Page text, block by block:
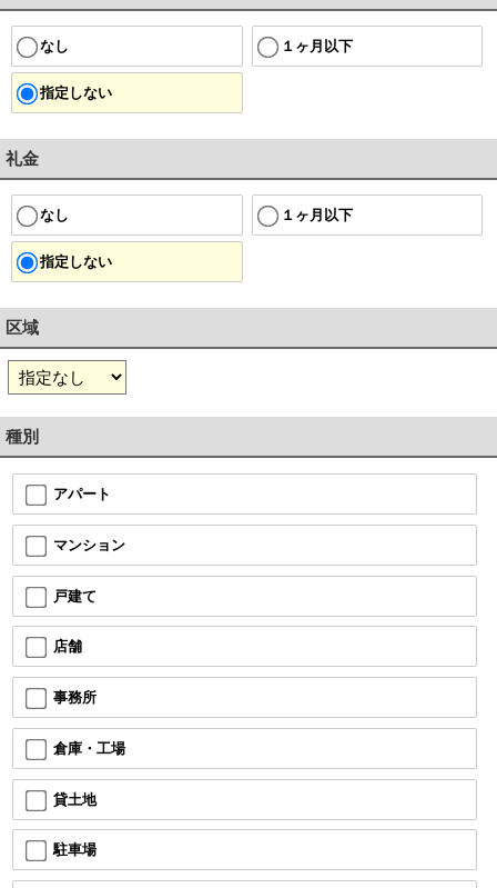
なし １ヶ月以下
指定しない
礼金
なし １ヶ月以下
指定しない
区域
種別
アパート
マンション
戸建て
店舗
事務所
倉庫・工場
貸土地
駐車場